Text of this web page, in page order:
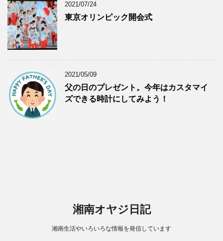
2021/07/24
東京オリンピック開会式
2021/05/09
父の日のプレゼント。今年はカスタマイ
ズできる時計にしてみよう！
湘南オヤジ日記
湘南生活やいろいろな情報を発信しています